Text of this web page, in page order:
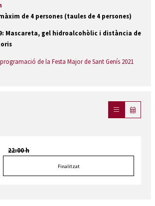
de 4 persones (taules de 4 persones)
19: Mascareta, gel hidroalcohòlic i distància de
programació de la Festa Major de Sant Genís 2021
22:00 h
Finalitzat